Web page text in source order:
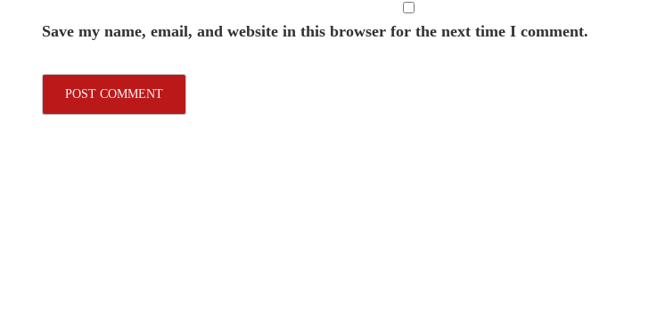
Save my name, email, and website in this browser for the next time I comment.